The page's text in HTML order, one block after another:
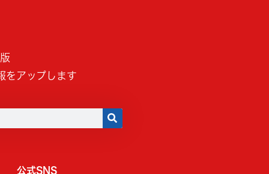
をアップします
公式SNS